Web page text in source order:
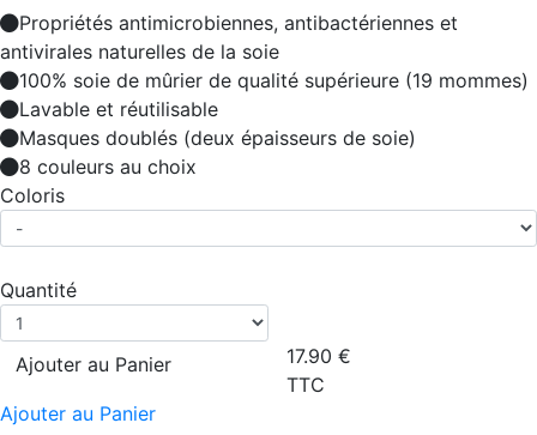
Propriétés antimicrobiennes, antibactériennes et
antivirales naturelles de la soie
100% soie de mûrier de qualité supérieure (19 mommes)
Lavable et réutilisable
Masques doublés (deux épaisseurs de soie)
8 couleurs au choix
Coloris
Quantité
Ajouter au Panier
Ajouter au Panier
17.90 €
TTC